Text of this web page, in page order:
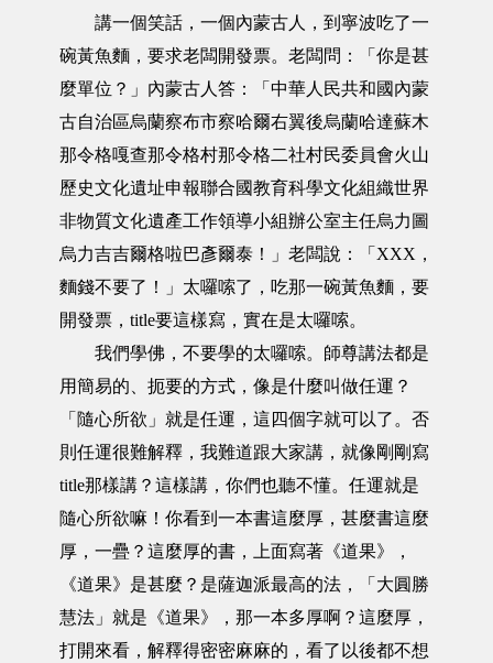
講一個笑話，一個內蒙古人，到寧波吃了一
碗黃魚麵，要求老闆開發票。老闆問：「你是甚
麼單位？」內蒙古人答：「中華人民共和國內蒙
古自治區烏蘭察布市察哈爾右翼後烏蘭哈達蘇木
那令格嘎查那令格村那令格二社村民委員會火山
歷史文化遺址申報聯合國教育科學文化組織世界
非物質文化遺產工作領導小組辦公室主任烏力圖
烏力吉吉爾格啦巴彥爾泰！」老闆說：「XXX，
麵錢不要了！」太囉嗦了，吃那一碗黃魚麵，要
開發票，title要這樣寫，實在是太囉嗦。
我們學佛，不要學的太囉嗦。師尊講法都是
用簡易的、扼要的方式，像是什麼叫做任運？
「隨心所欲」就是任運，這四個字就可以了。否
則任運很難解釋，我難道跟大家講，就像剛剛寫
title那樣講？這樣講，你們也聽不懂。任運就是
隨心所欲嘛！你看到一本書這麼厚，甚麼書這麼
厚，一疊？這麼厚的書，上面寫著《道果》，
《道果》是甚麼？是薩迦派最高的法，「大圓勝
慧法」就是《道果》，那一本多厚啊？這麼厚，
打開來看，解釋得密密麻麻的，看了以後都不想